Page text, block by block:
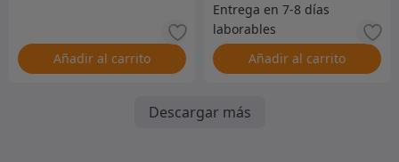
Añadir al carrito Añadir al carrito
Descargar más